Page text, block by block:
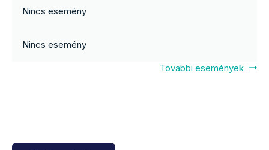
Nincs esemény
Nincs esemény
Tovabbi események